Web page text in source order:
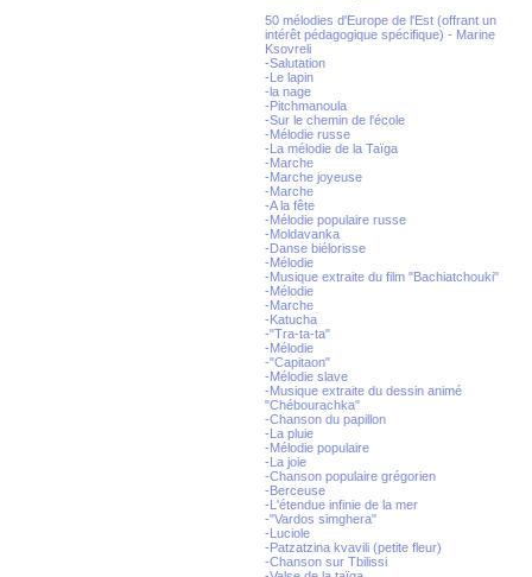
50 mélodies d'Europe de l'Est (offrant un
intérêt pédagogique spécifique) - Marine
Ksovreli
-Salutation
-Le lapin
-la nage
-Pitchmanoula
-Sur le chemin de l'école
-Mélodie russe
-La mélodie de la Taïga
-Marche
-Marche joyeuse
-Marche
-A la fête
-Mélodie populaire russe
-Moldavanka
-Danse biélorisse
-Mélodie
-Musique extraite du film "Bachiatchouki"
-Mélodie
-Marche
-Katucha
-"Tra-ta-ta"
-Mélodie
-"Capitaon"
-Mélodie slave
-Musique extraite du dessin animé
"Chébourachka"
-Chanson du papillon
-La pluie
-Mélodie populaire
-La joie
-Chanson populaire grégorien
-Berceuse
-L'étendue infinie de la mer
-"Vardos simghera"
-Luciole
-Patzatzina kvavili (petite fleur)
-Chanson sur Tbilissi